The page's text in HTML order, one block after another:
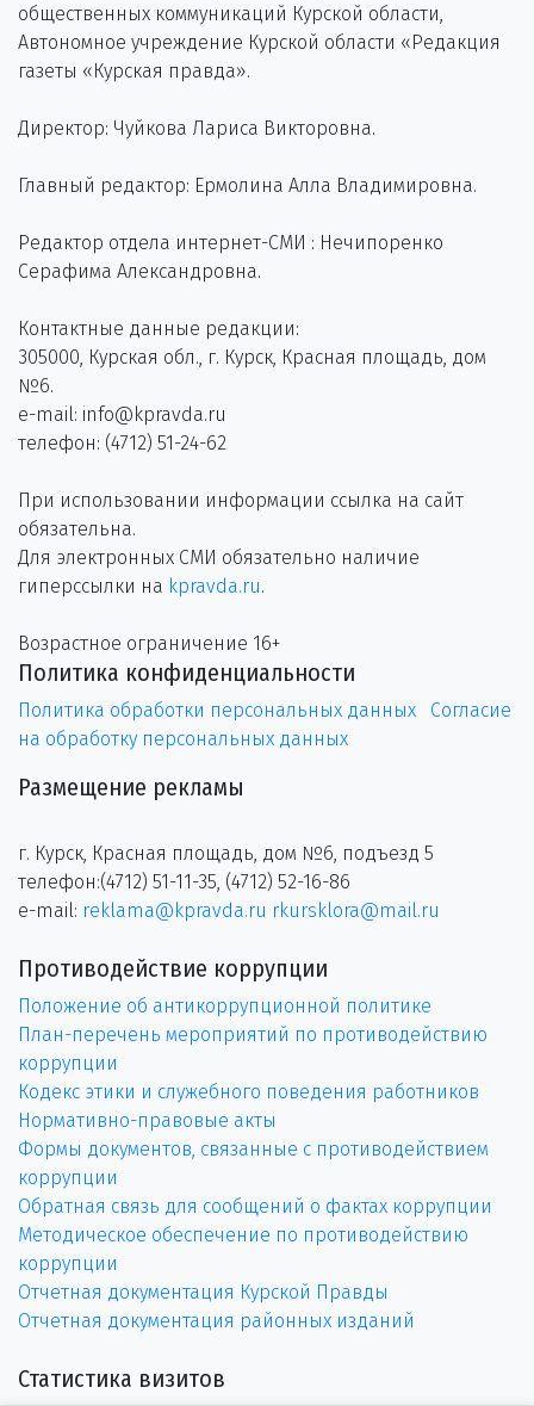
общественных коммуникаций Курской области,
Автономное учреждение Курской области «Редакция
газеты «Курская правда».
Директор: Чуйкова Лариса Викторовна.
Главный редактор: Ермолина Алла Владимировна.
Редактор отдела интернет-СМИ : Нечипоренко
Серафима Александровна.
Контактные данные редакции:
305000, Курская обл., г. Курск, Красная площадь, дом
№6.
e-mail: info@kpravda.ru
телефон: (4712) 51-24-62
При использовании информации ссылка на сайт
обязательна.
Для электронных СМИ обязательно наличие
гиперссылки на kpravda.ru.
Возрастное ограничение 16+
Политика конфиденциальности
Политика обработки персональных данных
Согласие
на обработку персональных данных
Размещение рекламы
г. Курск, Красная площадь, дом №6, подъезд 5
телефон:(4712) 51-11-35, (4712) 52-16-86
e-mail: reklama@kpravda.ru rkursklora@mail.ru
Противодействие коррупции
Положение об антикоррупционной политике
План-перечень мероприятий по противодействию
коррупции
Кодекс этики и служебного поведения работников
Нормативно-правовые акты
Формы документов, связанные с противодействием
коррупции
Обратная связь для сообщений о фактах коррупции
Методическое обеспечение по противодействию
коррупции
Отчетная документация Курской Правды
Отчетная документация районных изданий
Статистика визитов